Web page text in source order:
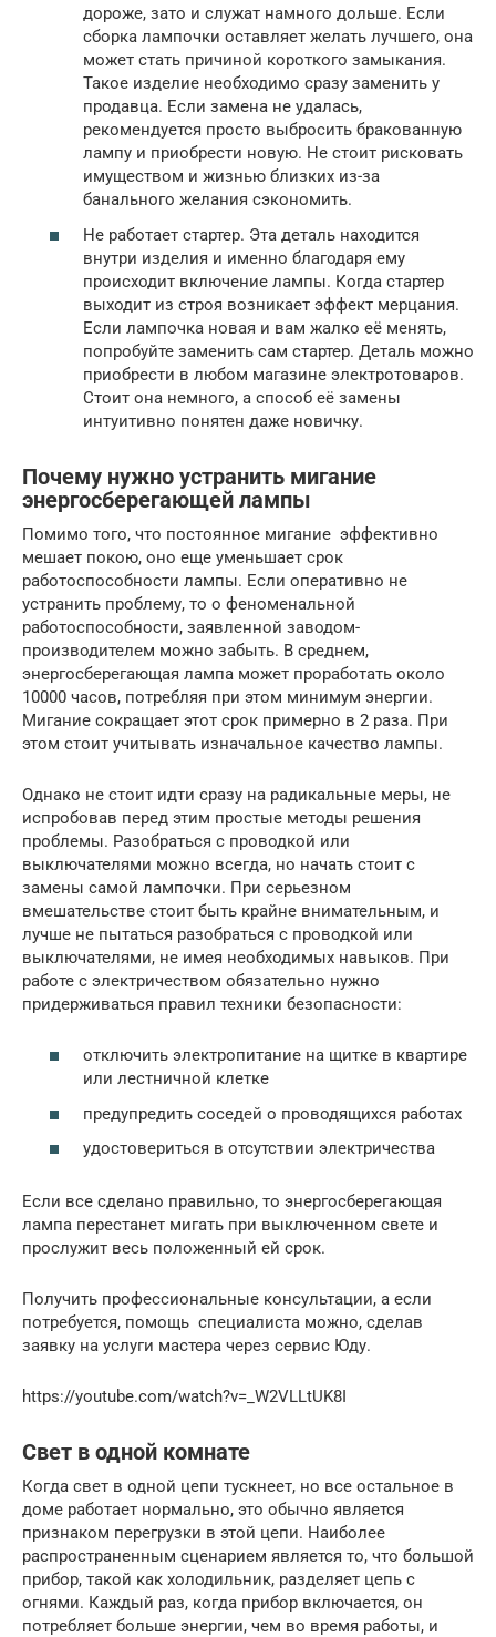
дороже, зато и служат намного дольше. Если
сборка лампочки оставляет желать лучшего, она
может стать причиной короткого замыкания.
Такое изделие необходимо сразу заменить у
продавца. Если замена не удалась,
рекомендуется просто выбросить бракованную
лампу и приобрести новую. Не стоит рисковать
имуществом и жизнью близких из-за
банального желания сэкономить.
Не работает стартер. Эта деталь находится
внутри изделия и именно благодаря ему
происходит включение лампы. Когда стартер
выходит из строя возникает эффект мерцания.
Если лампочка новая и вам жалко её менять,
попробуйте заменить сам стартер. Деталь можно
приобрести в любом магазине электротоваров.
Стоит она немного, а способ её замены
интуитивно понятен даже новичку.
Почему нужно устранить мигание
энергосберегающей лампы
Помимо того, что постоянное мигание эффективно
мешает покою, оно еще уменьшает срок
работоспособности лампы. Если оперативно не
устранить проблему, то о феноменальной
работоспособности, заявленной заводом-
производителем можно забыть. В среднем,
энергосберегающая лампа может проработать около
10000 часов, потребляя при этом минимум энергии.
Мигание сокращает этот срок примерно в 2 раза. При
этом стоит учитывать изначальное качество лампы.
Однако не стоит идти сразу на радикальные меры, не
испробовав перед этим простые методы решения
проблемы. Разобраться с проводкой или
выключателями можно всегда, но начать стоит с
замены самой лампочки. При серьезном
вмешательстве стоит быть крайне внимательным, и
лучше не пытаться разобраться с проводкой или
выключателями, не имея необходимых навыков. При
работе с электричеством обязательно нужно
придерживаться правил техники безопасности:
отключить электропитание на щитке в квартире
или лестничной клетке
предупредить соседей о проводящихся работах
удостовериться в отсутствии электричества
Если все сделано правильно, то энергосберегающая
лампа перестанет мигать при выключенном свете и
прослужит весь положенный ей срок.
Получить профессиональные консультации, а если
потребуется, помощь специалиста можно, сделав
заявку на услуги мастера через сервис Юду.
https://youtube.com/watch?v=_W2VLLtUK8I
Свет в одной комнате
Когда свет в одной цепи тускнеет, но все остальное в
доме работает нормально, это обычно является
признаком перегрузки в этой цепи. Наиболее
распространенным сценарием является то, что большой
прибор, такой как холодильник, разделяет цепь с
огнями. Каждый раз, когда прибор включается, он
потребляет больше энергии, чем во время работы, и